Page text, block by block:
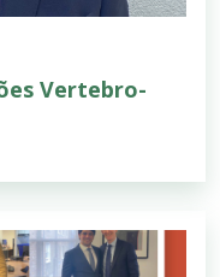
Vertebro-